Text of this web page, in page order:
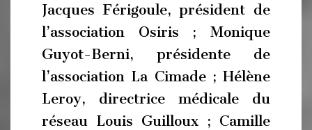
Jacques Férigoule, président de
l’association Osiris ; Monique
Guyot-Berni, présidente de
l’association La Cimade ; Hélène
Leroy, directrice médicale du
réseau Louis Guilloux ; Camille